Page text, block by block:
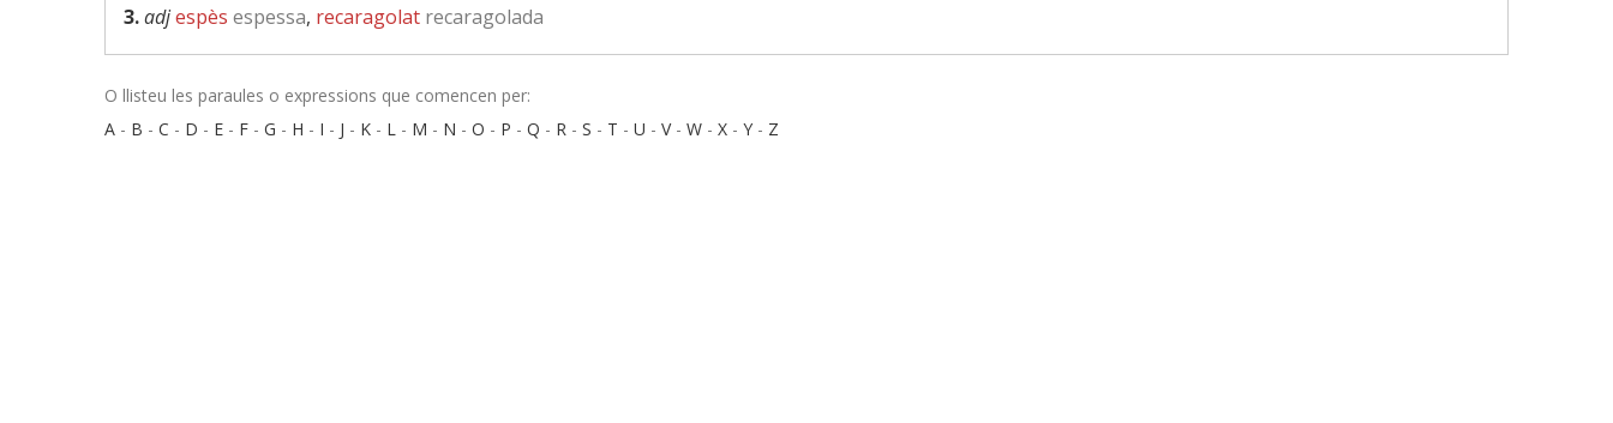
3.adjespès espessa, recaragolat recaragolada
O llisteu les paraules o expressions que comencen per:
A - B - C - D - E - F - G - H - I - J - K - L - M - N - O - P - Q - R - S - T - U - V- W - X - Y - Z